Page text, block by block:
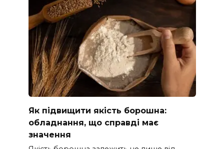
Як підвищити якість борошна:
обладнання, що справді має
значення